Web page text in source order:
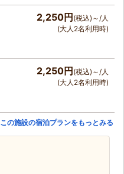
2,250円 (税込)～/人
(大人2名利用時)
2,250円 (税込)～/人
(大人2名利用時)
この施設の宿泊プランをもっとみる